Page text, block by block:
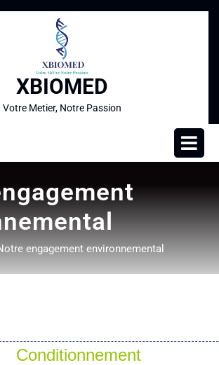
XBIOMED
Votre Metier, Notre Passion
engagement environnemental
Conditionnement